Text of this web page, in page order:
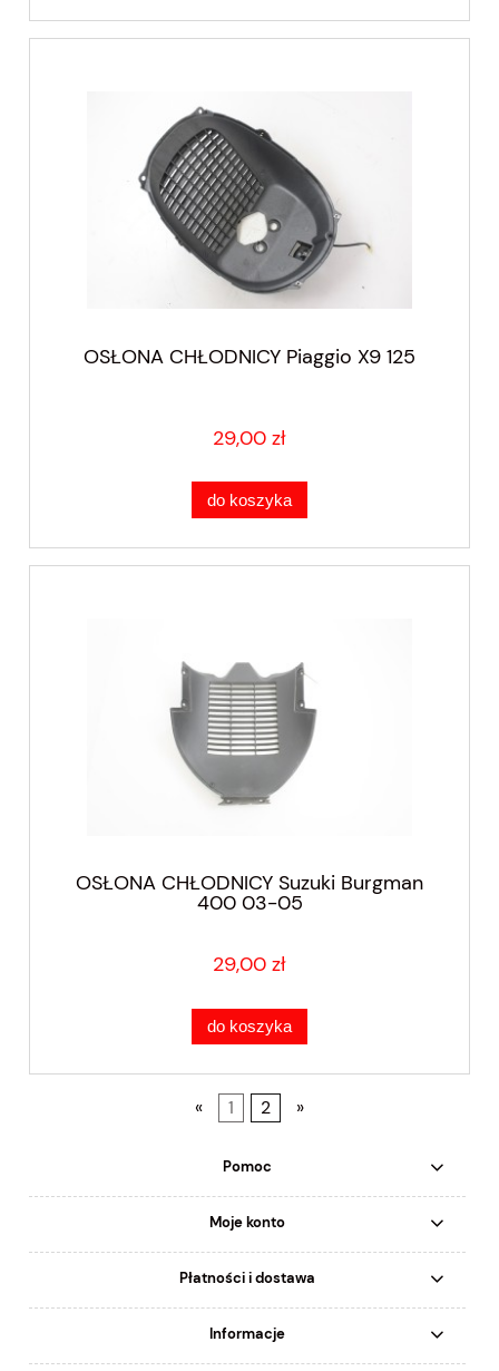
OSŁONA CHŁODNICY Piaggio X9 125
29,00 zł
do koszyka
OSŁONA CHŁODNICY Suzuki Burgman
400 03-05
29,00 zł
do koszyka
« 1 2 »
Pomoc
Moje konto
Płatności i dostawa
Informacje